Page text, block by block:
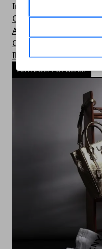
Inail
Concorsi
Aziende in vetrina
Casse di previdenza
Il parere degli esperti
ARTICOLI POPOLARI